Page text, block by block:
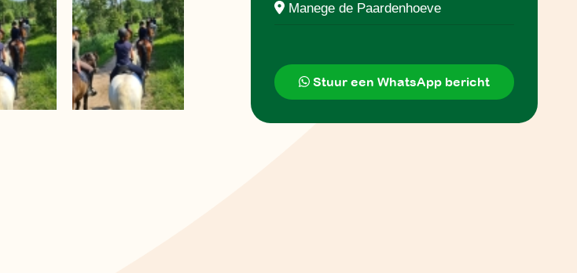
Manege de Paardenhoeve
Stuur een WhatsApp bericht